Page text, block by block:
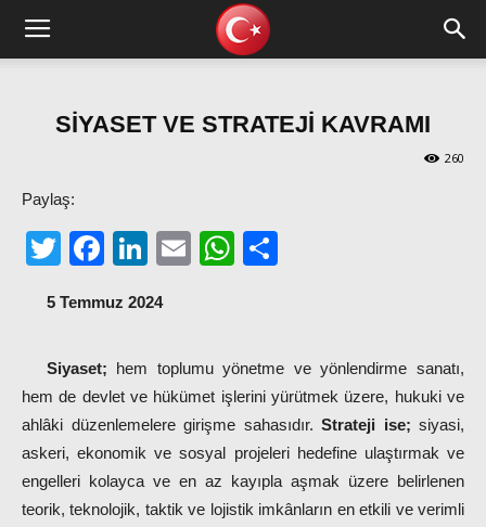
SİYASET VE STRATEJİ KAVRAMI
260
Paylaş:
TwitterFacebook
LinkedIn
EmailWhatsApp
5 Temmuz 2024
Siyaset; hem toplumu yönetme ve yönlendirme sanatı,
hem de devlet ve hükümet işlerini yürütmek üzere, hukuki ve
ahlâki düzenlemelere girişme sahasıdır. Strateji ise; siyasi,
askeri, ekonomik ve sosyal projeleri hedefine ulaştırmak ve
engelleri kolayca ve en az kayıpla aşmak üzere belirlenen
teorik, teknolojik, taktik ve lojistik imkânların en etkili ve verimli